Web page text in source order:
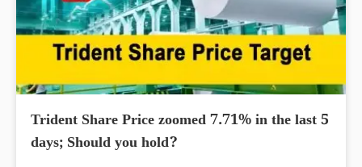
Trident Share Price zoomed 7.71% in the last 5
days; Should you hold?